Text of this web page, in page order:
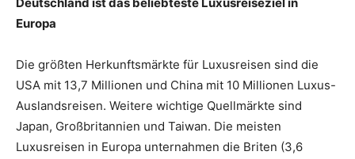
Europa
Die größten Herkunftsmärkte für Luxusreisen sind die
USA mit 13,7 Millionen und China mit 10 Millionen Luxus-
Auslandsreisen. Weitere wichtige Quellmärkte sind
Japan, Großbritannien und Taiwan. Die meisten
Luxusreisen in Europa unternahmen die Briten (3,6